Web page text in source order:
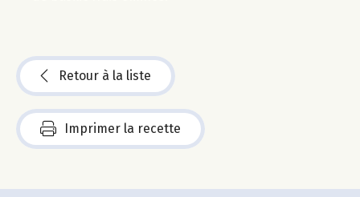
Retour à la liste
Imprimer la recette